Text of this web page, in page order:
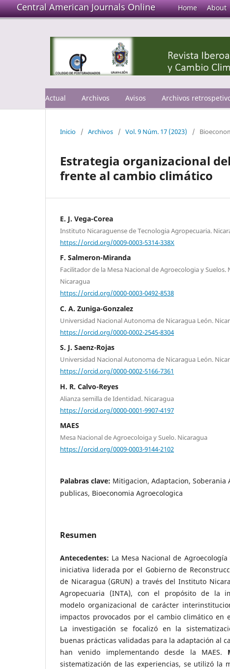
Central American Journals Online Home About
Actual Archivos Avisos Archivos
Inicio / Archivos / Vol. 9 Núm. 17 (2023) /
Estrategia organizacional
frente al cambio climático
E. J. Vega-Corea
Instituto Nicaraguense de Tecnologia Agropecuaria.
https://orcid.org/0009-0003-5314-338X
F. Salmeron-Miranda
Facilitador de la Mesa Nacional de Agroecologia y Suelos.
Nicaragua
https://orcid.org/0000-0003-0492-8538
C. A. Zuniga-Gonzalez
Universidad Nacional Autonoma de Nicaragua León.
https://orcid.org/0000-0002-2545-8304
S. J. Saenz-Rojas
Universidad Nacional Autonoma de Nicaragua León.
https://orcid.org/0000-0002-5166-7361
H. R. Calvo-Reyes
Alianza semilla de Identidad. Nicaragua
https://orcid.org/0000-0001-9907-4197
MAES
Mesa Nacional de Agroecoloiga y Suelo. Nicaragua
https://orcid.org/0009-0003-9144-2102
Palabras clave: Mitigacion, Adaptacion, Soberania
publicas, Bioeconomia Agroecologica
Resumen
Antecedentes: La Mesa Nacional de Agroecología
iniciativa liderada por el Gobierno de
de Nicaragua (GRUN) a través del Instituto
Agropecuaria (INTA), con el propósito de la
modelo organizacional de carácter
impactos provocados por el cambio climático en
La investigación se focalizó en la
buenas prácticas validadas para la adaptación al
han venido implementando desde la MAES.
sistematización de las experiencias, se utilizó la